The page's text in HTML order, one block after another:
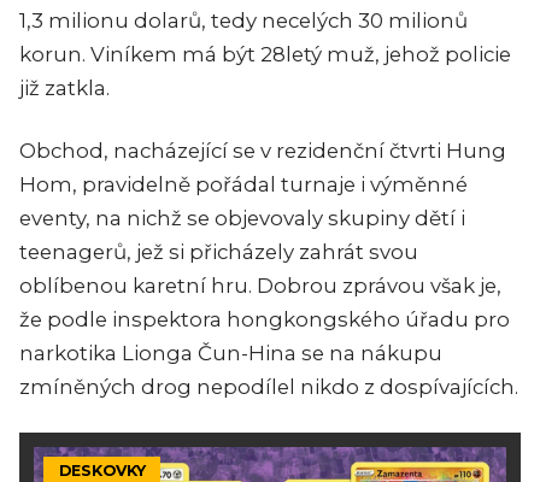
1,3 milionu dolarů, tedy necelých 30 milionů
korun. Viníkem má být 28letý muž, jehož policie
již zatkla.
Obchod, nacházející se v rezidenční čtvrti Hung
Hom, pravidelně pořádal turnaje i výměnné
eventy, na nichž se objevovaly skupiny dětí i
teenagerů, jež si přicházely zahrát svou
oblíbenou karetní hru. Dobrou zprávou však je,
že podle inspektora hongkongského úřadu pro
narkotika Lionga Čun-Hina se na nákupu
zmíněných drog nepodílel nikdo z dospívajících.
DESKOVKY